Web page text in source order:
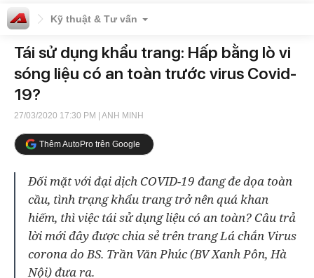
Kỹ thuật & Tư vấn
Tái sử dụng khẩu trang: Hấp bằng lò vi
sóng liệu có an toàn trước virus Covid-
19?
27/03/2020 17:30 PM | ANH MINH
Thêm AutoPro trên Google
Đối mặt với đại dịch COVID-19 đang đe dọa toàn
cầu, tình trạng khẩu trang trở nên quá khan
hiếm, thì việc tái sử dụng liệu có an toàn? Câu trả
lời mới đây được chia sẻ trên trang Lá chắn Virus
corona do BS. Trần Văn Phúc (BV Xanh Pôn, Hà
Nội) đưa ra.